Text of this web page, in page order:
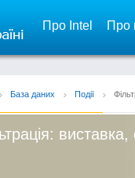
Про Intel Про
База даних Події